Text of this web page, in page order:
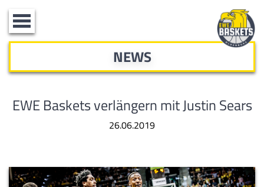
Toggle
navigation
NEWS
EWE Baskets verlängern mit Justin Sears
26.06.2019